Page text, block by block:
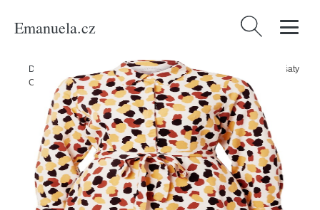
Emanuela.cz Vyhledávání
Domů Ženy/Oblečení/Šaty /Košilové šaty
Košilové šaty
Compania Fantastica žlutá / červená / černá / offwhite